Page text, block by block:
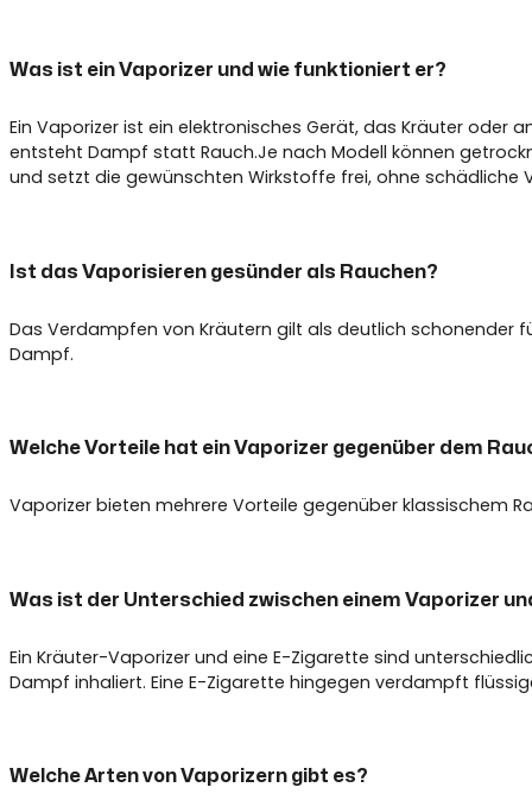
Was ist ein Vaporizer und wie funktioniert er?
Ein Vaporizer ist ein elektronisches Gerät, das Kräuter oder
entsteht Dampf statt Rauch.Je nach Modell können
und setzt die gewünschten Wirkstoffe frei, ohne schädliche
Ist das Vaporisieren gesünder als Rauchen?
Das Verdampfen von Kräutern gilt als deutlich schonender
Dampf.
Welche Vorteile hat ein Vaporizer gegenüber dem
Vaporizer bieten mehrere Vorteile gegenüber klassischem
Was ist der Unterschied zwischen einem Vaporizer
Ein Kräuter-Vaporizer und eine E-Zigarette sind
Dampf inhaliert. Eine E-Zigarette hingegen verdampft
Welche Arten von Vaporizern gibt es?